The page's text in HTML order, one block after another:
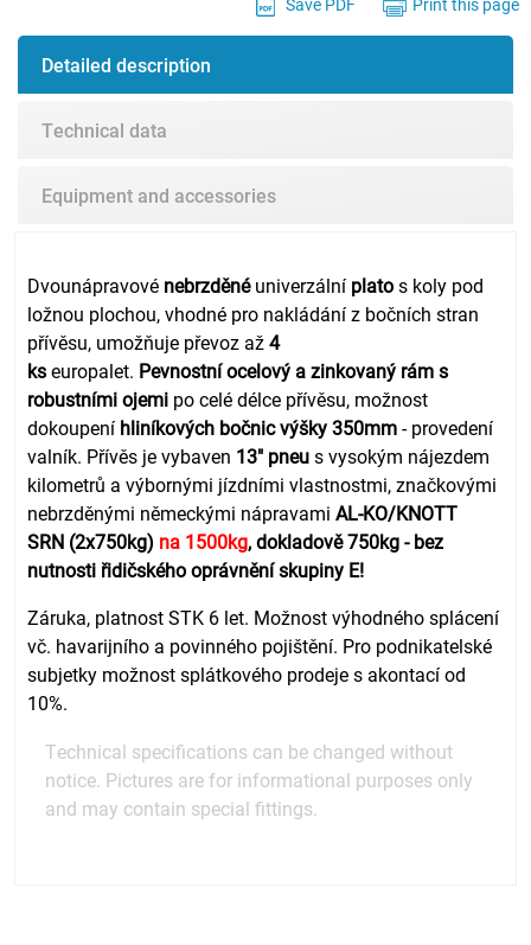
Save PDF Print this page
Detailed description
Technical data
Equipment and accessories
Dvounápravové nebrzděnéuniverzální platos koly pod
ložnou plochou, vhodné pro nakládání z bočních stran
přívěsu, umožňuje převoz až4
kseuropalet. Pevnostní ocelový a zinkovaný rám s
robustními ojemi po celé délce přívěsu, možnost
dokoupení hliníkových bočnic výšky 350mm- provedení
valník. Přívěs je vybaven 13" pneus vysokým nájezdem
kilometrů a výbornými jízdními vlastnostmi,značkovými
nebrzděnými německými nápravamiAL-KO/KNOTT
SRN (2x750kg) na 1500kg, dokladově 750kg - bez
nutnosti řidičského oprávnění skupiny E!
Záruka, platnost STK 6 let. Možnost výhodného splácení
vč. havarijního a povinného pojištění. Pro podnikatelské
subjetky možnost splátkového prodeje s akontací od
10%.
Technical specifications can be changed without
notice. Pictures are for informational purposes only
and may contain special fittings.